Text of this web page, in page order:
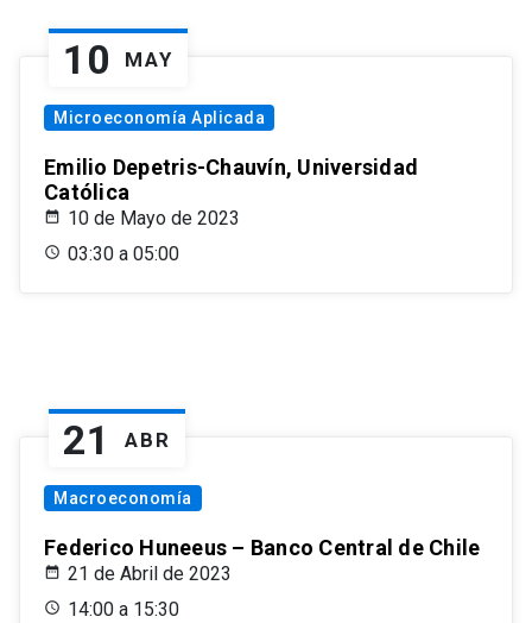
10 MAY
Microeconomía Aplicada
Emilio Depetris-Chauvín, Universidad
Católica
10 de Mayo de 2023
03:30 a 05:00
21 ABR
Macroeconomía
Federico Huneeus – Banco Central de Chile
21 de Abril de 2023
14:00 a 15:30